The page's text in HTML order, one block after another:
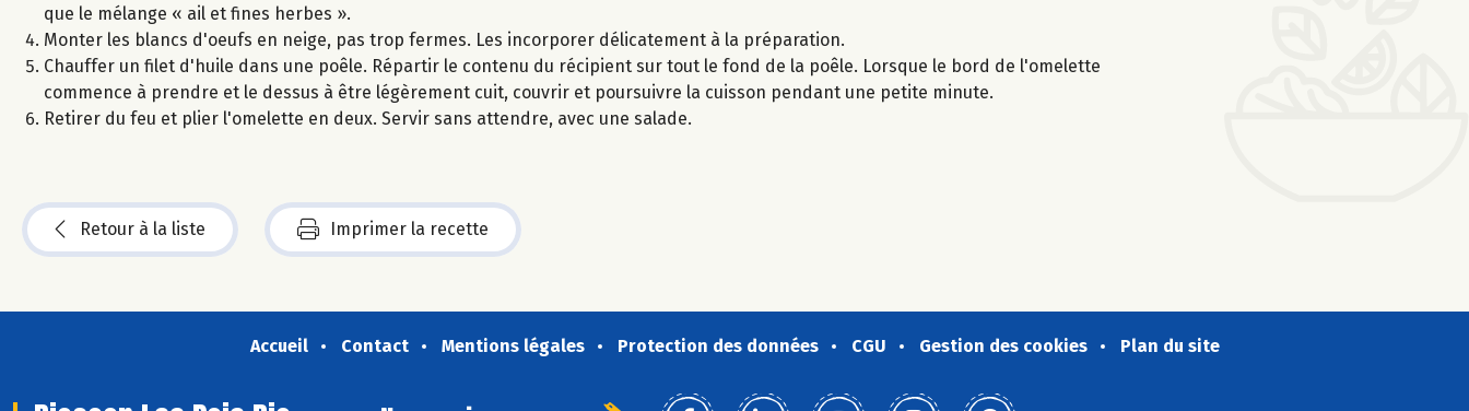
que le mélange « ail et fines herbes ».
Monter les blancs d'oeufs en neige, pas trop fermes. Les incorporer délicatement à la préparation.
Chauffer un filet d'huile dans une poêle. Répartir le contenu du récipient sur tout le fond de la poêle. Lorsque le bord de l'omelette
commence à prendre et le dessus à être légèrement cuit, couvrir et poursuivre la cuisson pendant une petite minute.
Retirer du feu et plier l'omelette en deux. Servir sans attendre, avec une salade.
Retour à la liste Imprimer la recette
Accueil Contact Mentions légales Protection des données CGU Gestion des cookies Plan du site